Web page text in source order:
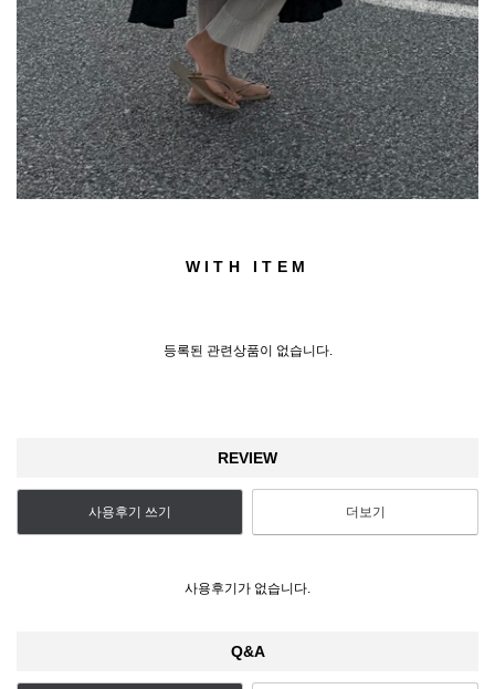
WITH ITEM
등록된 관련상품이 없습니다.
REVIEW
사용후기 쓰기 더보기
사용후기가 없습니다.
Q&A